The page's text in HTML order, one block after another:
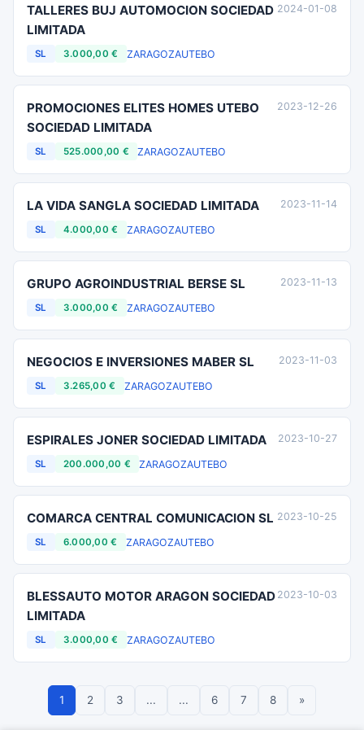
TALLERES BUJ AUTOMOCION SOCIEDAD
LIMITADA
SL 3.000,00 € ZARAGOZAUTEBO
2024-01-08
PROMOCIONES ELITES HOMES UTEBO
SOCIEDAD LIMITADA
SL 525.000,00 € ZARAGOZAUTEBO
2023-12-26
LA VIDA SANGLA SOCIEDAD LIMITADA
SL 4.000,00 € ZARAGOZAUTEBO
2023-11-14
GRUPO AGROINDUSTRIAL BERSE SL
SL 3.000,00 € ZARAGOZAUTEBO
2023-11-13
NEGOCIOS E INVERSIONES MABER SL
SL 3.265,00 € ZARAGOZAUTEBO
2023-11-03
ESPIRALES JONER SOCIEDAD LIMITADA
SL 200.000,00 € ZARAGOZAUTEBO
2023-10-27
COMARCA CENTRAL COMUNICACION SL
SL 6.000,00 € ZARAGOZAUTEBO
2023-10-25
BLESSAUTO MOTOR ARAGON SOCIEDAD
LIMITADA
SL 3.000,00 € ZARAGOZAUTEBO
2023-10-03
1 2 3 ... ... 6 7 8 »